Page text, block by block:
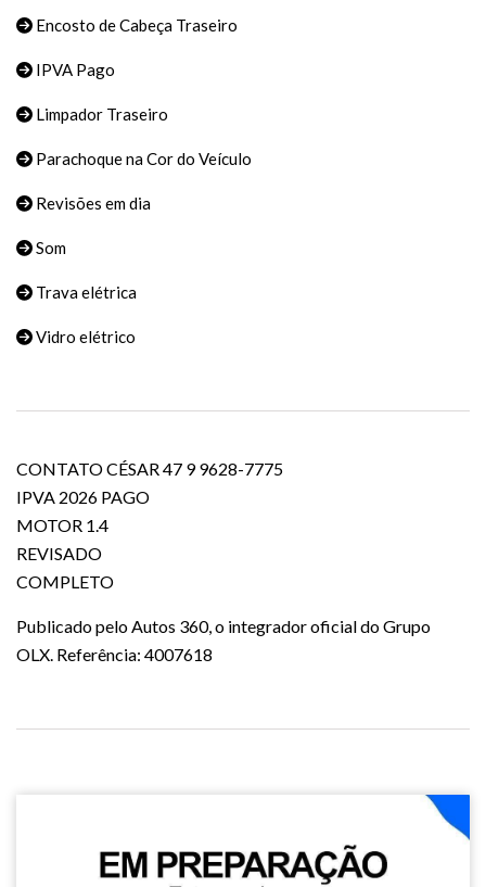
Encosto de Cabeça Traseiro
IPVA Pago
Limpador Traseiro
Parachoque na Cor do Veículo
Revisões em dia
Som
Trava elétrica
Vidro elétrico
CONTATO CÉSAR 47 9 9628-7775
IPVA 2026 PAGO
MOTOR 1.4
REVISADO
COMPLETO
Publicado pelo Autos 360, o integrador oficial do Grupo
OLX. Referência: 4007618